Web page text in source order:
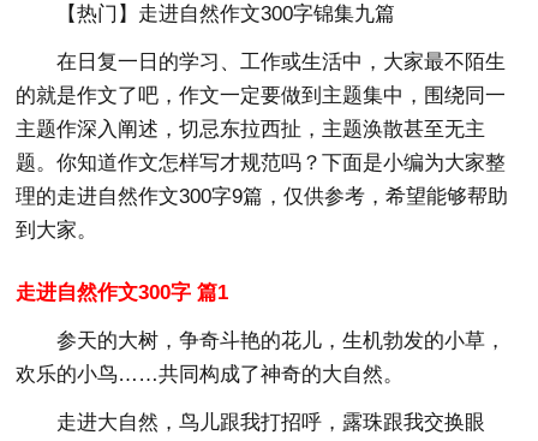
【热门】走进自然作文300字锦集九篇
在日复一日的学习、工作或生活中，大家最不陌生
的就是作文了吧，作文一定要做到主题集中，围绕同一
主题作深入阐述，切忌东拉西扯，主题涣散甚至无主
题。你知道作文怎样写才规范吗？下面是小编为大家整
理的走进自然作文300字9篇，仅供参考，希望能够帮助
到大家。
走进自然作文300字 篇1
参天的大树，争奇斗艳的花儿，生机勃发的小草，
欢乐的小鸟……共同构成了神奇的大自然。
走进大自然，鸟儿跟我打招呼，露珠跟我交换眼